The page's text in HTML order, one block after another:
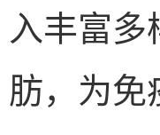
入丰富
肪，为